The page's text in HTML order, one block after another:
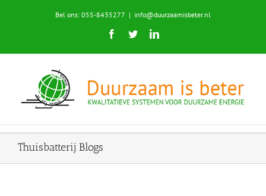
Bel ons: 055-8435277 | info@duurzaamisbeter.nl
Facebook
TwitterLinkedIn
Thuisbatterij Blogs